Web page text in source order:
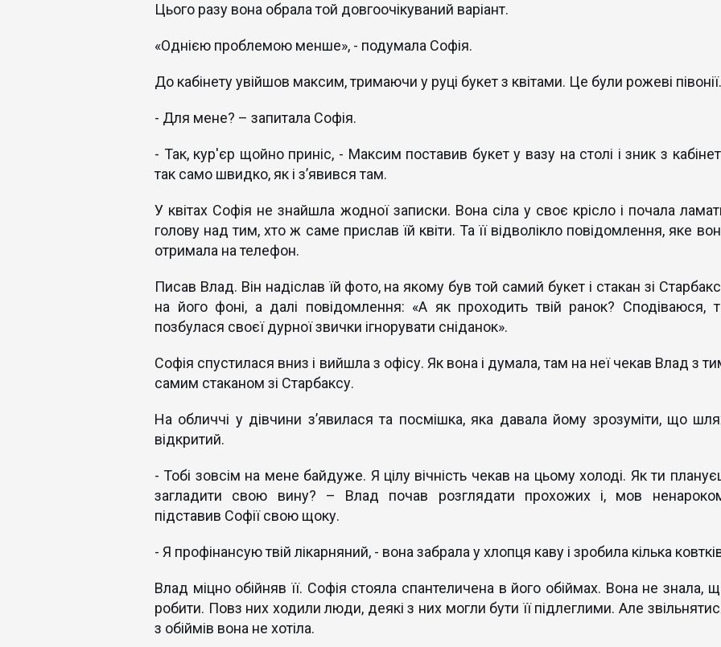
Цього разу вона обрала той довгоочікуваний варіант.
«Однією проблемою менше», - подумала Софія.
До кабінету увійшов максим, тримаючи у руці букет з квітами. Це були рожеві півонії.
- Для мене? – запитала Софія.
- Так, кур'єр щойно приніс, - Максим поставив букет у вазу на столі і зник з
так само швидко, як і з’явився там.
У квітах Софія не знайшла жодної записки. Вона сіла у своє крісло і почала
голову над тим, хто ж саме прислав їй квіти. Та її відволікло повідомлення, яке
отримала на телефон.
Писав Влад. Він надіслав їй фото, на якому був той самий букет і стакан зі
на його фоні, а далі повідомлення: «А як проходить твій ранок? Сподіваюся,
позбулася своєї дурної звички ігнорувати сніданок».
Софія спустилася вниз і вийшла з офісу. Як вона і думала, там на неї чекав Влад з
самим стаканом зі Старбаксу.
На обличчі у дівчини з’явилася та посмішка, яка давала йому зрозуміти, що
відкритий.
- Тобі зовсім на мене байдуже. Я цілу вічність чекав на цьому холоді. Як ти
загладити свою вину? – Влад почав розглядати прохожих і, мов
підставив Софії свою щоку.
- Я профінансую твій лікарняний, - вона забрала у хлопця каву і зробила кілька
Влад міцно обійняв її. Софія стояла спантеличена в його обіймах. Вона не знала,
робити. Повз них ходили люди, деякі з них могли бути її підлеглими. Але
з обіймів вона не хотіла.